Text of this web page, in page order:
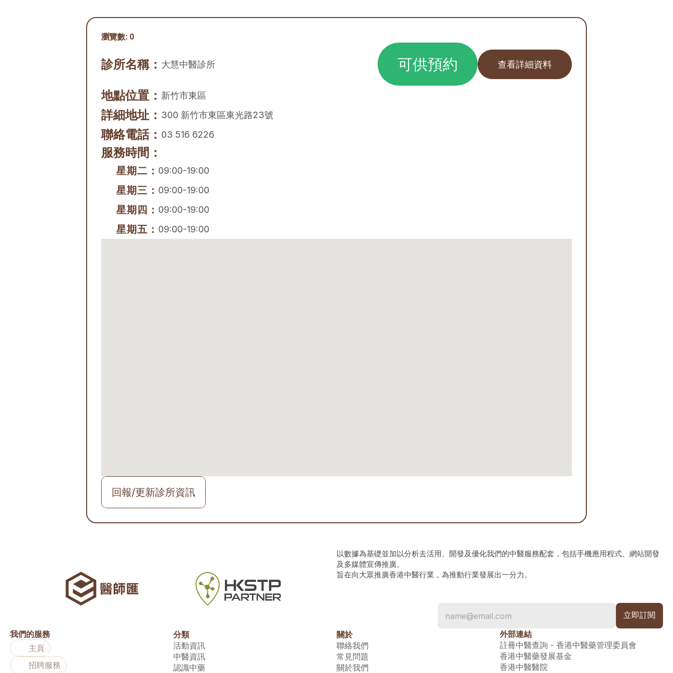
瀏覽數: 0
診所名稱： 大慧中醫診所 可供預約 查看詳細資料
地點位置： 新竹市東區
詳細地址： 300 新竹市東區東光路23號
聯絡電話： 03 516 6226
服務時間：
星期二： 09:00-19:00
星期三： 09:00-19:00
星期四： 09:00-19:00
星期五： 09:00-19:00
回報/更新診所資訊
以數據為基礎並加以分析去活用、開發及優化我們的中醫服務配套，包括手機應用程式、網站開發
及多媒體宣傳推廣。
旨在向大眾推廣香港中醫行業，為推動行業發展出一分力。
我們的服務
主頁
招聘服務
分類
活動資訊
中醫資訊
認識中藥
關於
聯絡我們
常見問題
關於我們
外部連結
註冊中醫查詢 - 香港中醫藥管理委員會
香港中醫藥發展基金
香港中醫醫院